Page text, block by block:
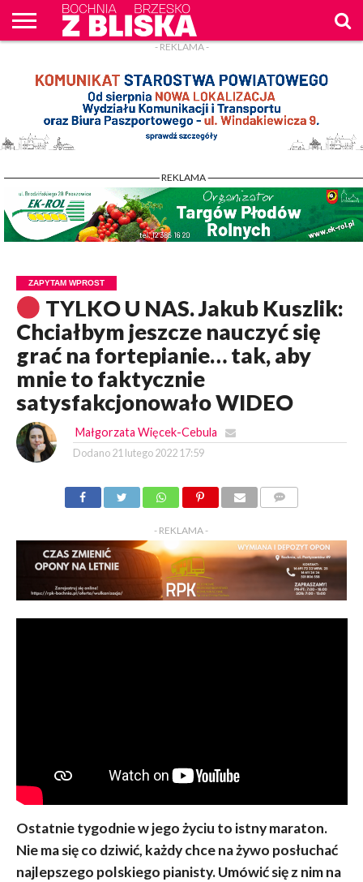
WPROST
REKLAM
- REKLAMA -
- REKLAMA -
ZAPYTAM WPROST
TYLKO U NAS. Jakub Kuszlik:
Chciałbym jeszcze nauczyć się
grać na fortepianie… tak, aby
mnie to faktycznie
satysfakcjonowało WIDEO
Małgorzata Więcek-Cebula
Dodano 21 lutego 2022 17:59
- REKLAMA -
Ostatnie tygodnie w jego życiu to istny maraton.
Nie ma się co dziwić, każdy chce na żywo posłuchać
najlepszego polskiego pianisty. Umówić się z nim na